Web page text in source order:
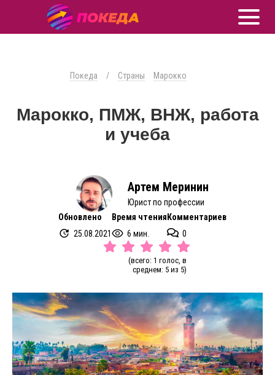
Покеда / Страны Марокко
Марокко, ПМЖ, ВНЖ, работа
и учеба
Артем Меринин
Юрист по профессии
Обновлено
25.08.2021
Время чтения
6 мин.
Комментариев
0
(всего: 1 голос, в
среднем: 5 из 5)